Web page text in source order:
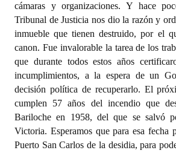
cámaras y organizaciones. Y hace
Tribunal de Justicia nos dio la razón y
inmueble que tienen destruido, por el
canon. Fue invalorable la tarea de los
que durante todos estos años
incumplimientos, a la espera de un
decisión política de recuperarlo. El
cumplen 57 años del incendio que
Bariloche en 1958, del que se salvó
Victoria. Esperamos que para esa fecha
Puerto San Carlos de la desidia, para